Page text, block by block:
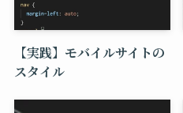
【実践】モバイルサイトの
スタイル